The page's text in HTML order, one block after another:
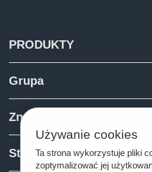
Używanie cookies
Ta strona wykorzystuje pliki
zoptymalizować jej
PRODUKTY
Grupa
Znajdź i kup
Strefa Joskin